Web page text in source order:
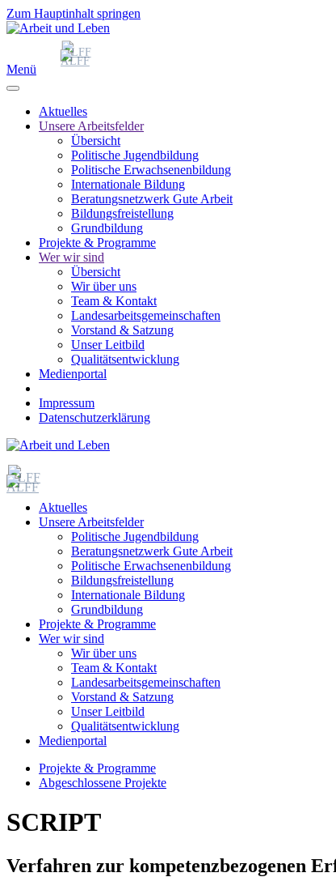
Zum Hauptinhalt springen
Menü
Aktuelles
Unsere Arbeitsfelder
Übersicht
Politische Jugendbildung
Politische Erwachsenenbildung
Internationale Bildung
Beratungsnetzwerk Gute Arbeit
Bildungsfreistellung
Grundbildung
Projekte & Programme
Wer wir sind
Übersicht
Wir über uns
Team & Kontakt
Landesarbeitsgemeinschaften
Vorstand & Satzung
Unser Leitbild
Qualitätsentwicklung
Medienportal
Impressum
Datenschutzerklärung
Aktuelles
Unsere Arbeitsfelder
Politische Jugendbildung
Beratungsnetzwerk Gute Arbeit
Politische Erwachsenenbildung
Bildungsfreistellung
Internationale Bildung
Grundbildung
Projekte & Programme
Wer wir sind
Wir über uns
Team & Kontakt
Landesarbeitsgemeinschaften
Vorstand & Satzung
Unser Leitbild
Qualitätsentwicklung
Medienportal
Projekte & Programme
Abgeschlossene Projekte
SCRIPT
Verfahren zur kompetenzbezogenen